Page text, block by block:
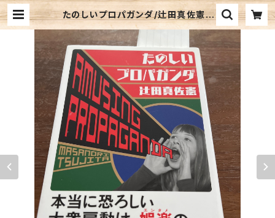
たのしいプロパガンダ/辻田真佐憲 |
おいもとほん talking book（トーキ
ング ブック）